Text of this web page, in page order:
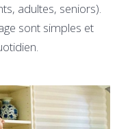
adultes, seniors).
sont simples et